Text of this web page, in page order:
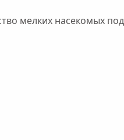
мелких насекомых